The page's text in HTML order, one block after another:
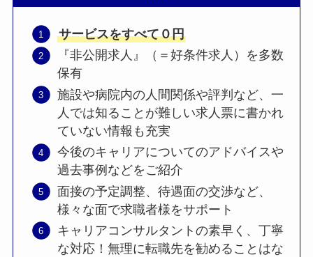
サービスをすべて０円
『非公開求人』（＝好条件求人）を多数
保有
施設や病院内の人間関係や評判など、一
人では知ることが難しい求人票に書かれ
ていない情報も充実
今後のキャリアについてのアドバイスや
過去事例などをご紹介
面接の予定調整、待遇面の交渉など、
様々な面で求職者様をサポート
キャリアコンサルタントの素早く、丁寧
な対応！無理に転職先を勧めることはな